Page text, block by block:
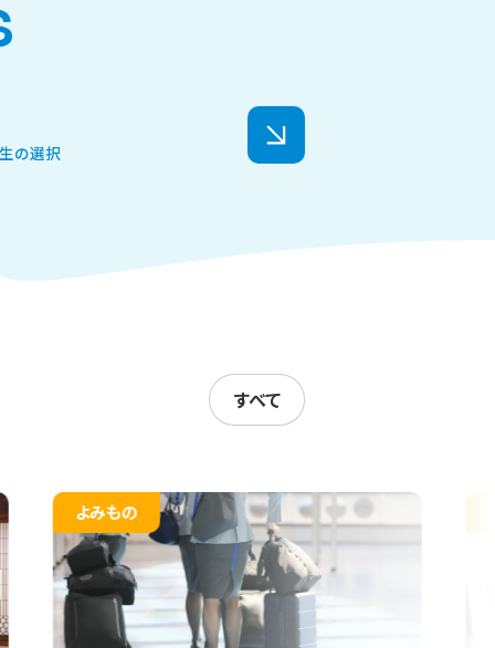
体的労働に肉体労働 physical work
、さらに感情労働といった労働形態の
の人たちが経験的に同意できるので
と肉体労働と並べて、次のように用
脱出の準備をしたり、実際にそれを
かで、彼女は何かもっと別こと、言っ
労働が、ボロメオの環のように、それ
労働、感情労働、肉体労働は、単体と
の選択
すべて
よみもの